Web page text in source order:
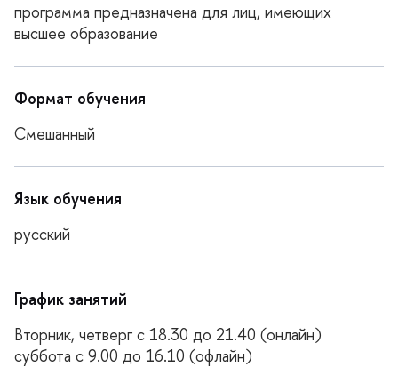
программа предназначена для лиц, имеющих
ысшее образование
Формат обучения
Смешанный
Язык обучения
русский
График занятий
торник, четверг с 18.30 до 21.40 (онлайн)
суббота с 9.00 до 16.10 (офлайн)